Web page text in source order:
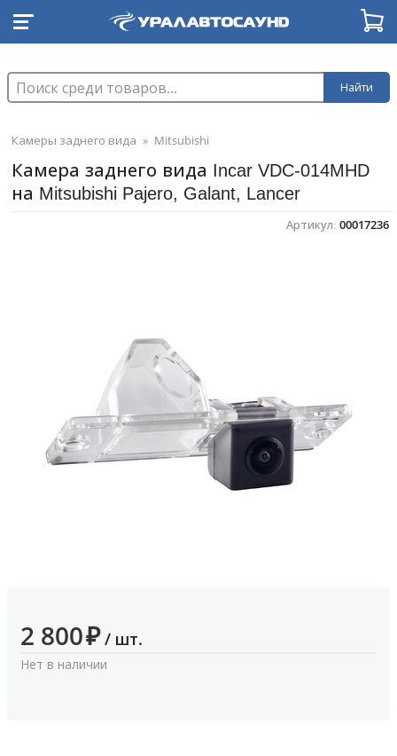
Найти
Камеры заднего вида » Mitsubishi
Камера заднего вида Incar VDC-014MHD
на Mitsubishi Pajero, Galant, Lancer
Артикул: 00017236
2 800₽ / шт.
Нет в наличии